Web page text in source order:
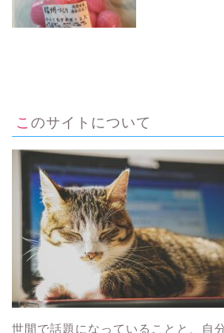
このサイトについて
世間で話題になっていることと、自